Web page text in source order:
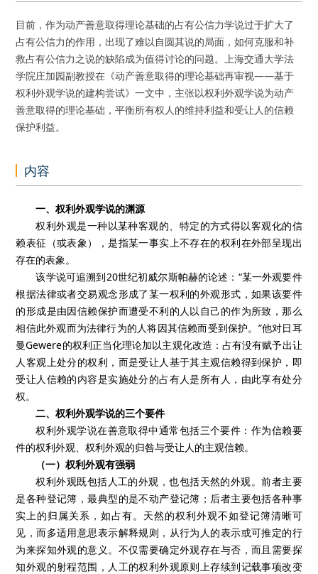
目前，作为动产善意取得理论基础的占有公信力学说过于扩大了
占有公信力的作用，出现了难以自圆其说的局面，如何克服和补
救占有公信力之说的缺陷成为值得讨论的问题。上海交通大学法
学院庄加园副教授在《动产善意取得的理论基础再审视——基于
权利外观学说的建构尝试》一文中，主张以权利外观学说为动产
善意取得的理论基础，平衡所有权人的维持利益和受让人的信赖
保护利益。
内容
一、权利外观学说的渊源
权利外观是一种以某种客观的、特定的方式得以客观化的信
赖表征（或表象），是指某一事实上不存在的权利在外部呈现出
存在的表象。
该学说可追溯到20世纪初威尔斯帕赫的论述：“某一外观要件
根据法律或者交易观念形成了某一权利的外观形式，如果该要件
的形成是由因信赖保护而遭受不利的人以自己的作为所致，那么
相信此外观而为法律行为的人将因其信赖而受到保护。”他对日耳
曼Gewere的权利正当化理论加以主观化改造：占有没有赋予出让
人客观上处分的权利，而是受让人基于其主观信赖得到保护，即
受让人信赖的内容是实施处分的占有人是所有人，由此享有处分
权。
二、权利外观学说的三个要件
权利外观学说在善意取得中通常包括三个要件：作为信赖要
件的权利外观、权利外观的归咎与受让人的主观信赖。
（一）权利外观有强弱
权利外观既包括人工的外观，也包括天然的外观。前者主要
是各种登记簿，最典型的是不动产登记簿；后者主要包括各种事
实上的归属关系，如占有。天然的权利外观不如登记簿清晰可
见，而多适用意思表示解释规则，从行为人的表示或可推定的行
为来探知外观的意义。不仅需要确定外观存在与否，而且需要探
知外观的射程范围，人工的权利外观原则上存续到记载事项改变